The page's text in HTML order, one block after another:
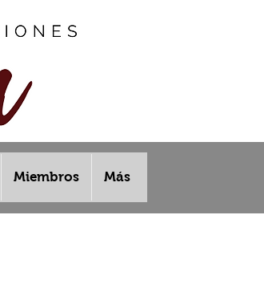
Miembros Más